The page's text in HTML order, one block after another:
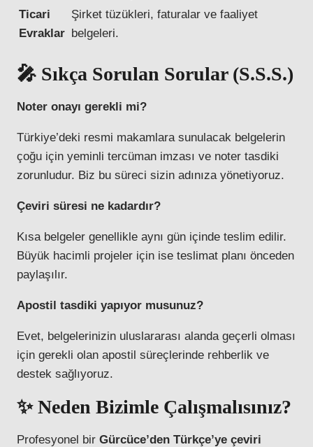
Ticari
Evraklar
Şirket tüzükleri, faturalar ve faaliyet
belgeleri.
🎤 Sıkça Sorulan Sorular (S.S.S.)
Noter onayı gerekli mi?
Türkiye’deki resmi makamlara sunulacak belgelerin
çoğu için yeminli tercüman imzası ve noter tasdiki
zorunludur. Biz bu süreci sizin adınıza yönetiyoruz.
Çeviri süresi ne kadardır?
Kısa belgeler genellikle aynı gün içinde teslim edilir.
Büyük hacimli projeler için ise teslimat planı önceden
paylaşılır.
Apostil tasdiki yapıyor musunuz?
Evet, belgelerinizin uluslararası alanda geçerli olması
için gerekli olan apostil süreçlerinde rehberlik ve
destek sağlıyoruz.
✨ Neden Bizimle Çalışmalısınız?
Profesyonel bir Gürcüce’den Türkçe’ye çeviri